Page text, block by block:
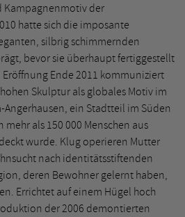
Kampagnenmotiv der
hatte sich die imposante
silbrig schimmernden
bevor sie überhaupt fertiggestellt
Ende 2011 kommuniziert
Skulptur als globales Motiv im
Angerhausen, ein Stadtteil im Süden
als 150 000 Menschen aus
wurde. Klug operieren Mutter
nach identitätsstiftenden
deren Bewohner gelernt haben,
Errichtet auf einem Hügel hoch
der 2006 demontierten